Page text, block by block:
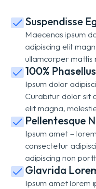
Suspendisse
Maecenas ipsum
adipiscing elit
ullamcorper mattis
100%
Ipsum dolor
Curabitur dolor sit
elit magna,
Pellentesque
Ipsum amet –
consectetur
adipiscing non
Glavrida
Ipsum amet lorem